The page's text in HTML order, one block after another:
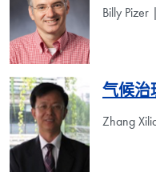
Billy
气候
Zhang